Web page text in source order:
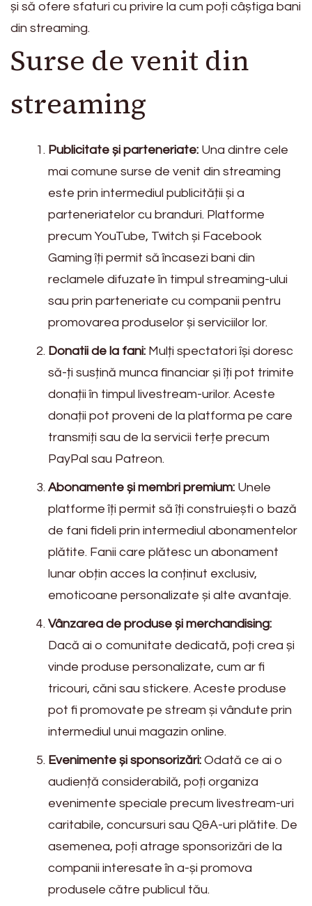
și să ofere sfaturi cu privire la cum poți câștiga bani
din streaming.
Surse de venit din
streaming
Publicitate și parteneriate: Una dintre cele
mai comune surse de venit din streaming
este prin intermediul publicității și a
parteneriatelor cu branduri. Platforme
precum YouTube, Twitch și Facebook
Gaming îți permit să încasezi bani din
reclamele difuzate în timpul streaming-ului
sau prin parteneriate cu companii pentru
promovarea produselor și serviciilor lor.
Donatii de la fani: Mulți spectatori își doresc
să-ți susțină munca financiar și îți pot trimite
donații în timpul livestream-urilor. Aceste
donații pot proveni de la platforma pe care
transmiți sau de la servicii terțe precum
PayPal sau Patreon.
Abonamente și membri premium: Unele
platforme îți permit să îți construiești o bază
de fani fideli prin intermediul abonamentelor
plătite. Fanii care plătesc un abonament
lunar obțin acces la conținut exclusiv,
emoticoane personalizate și alte avantaje.
Vânzarea de produse și merchandising:
Dacă ai o comunitate dedicată, poți crea și
vinde produse personalizate, cum ar fi
tricouri, căni sau stickere. Aceste produse
pot fi promovate pe stream și vândute prin
intermediul unui magazin online.
Evenimente și sponsorizări: Odată ce ai o
audiență considerabilă, poți organiza
evenimente speciale precum livestream-uri
caritabile, concursuri sau Q&A-uri plătite. De
asemenea, poți atrage sponsorizări de la
companii interesate în a-și promova
produsele către publicul tău.